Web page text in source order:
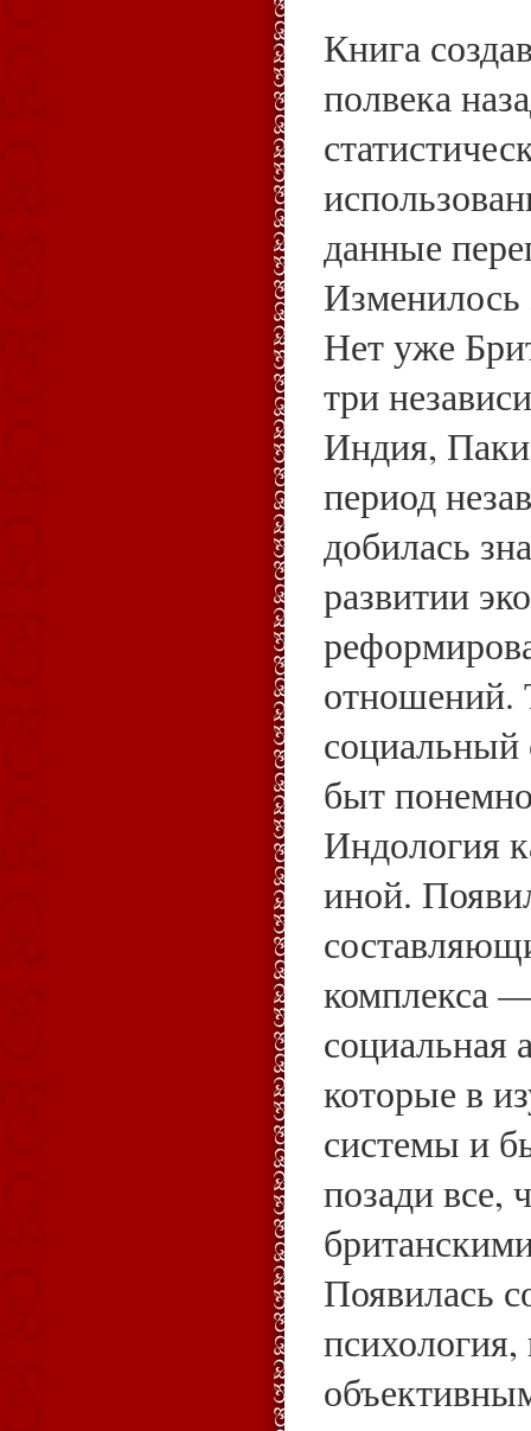
Книга
полвека
данные
Изменилось
Нет уже
три
Индия,
период
добилась
развитии
отношений.
социальный
быт
Индология
иной.
комплекса
социальная
которые в
системы и
позади все,
Появилась
психология,